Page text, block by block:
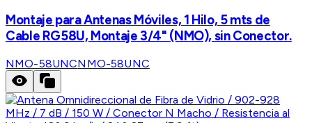
Montaje para Antenas Móviles, 1 Hilo, 5 mts de
Cable RG58U, Montaje 3/4" (NMO), sin Conector.
NMO-58UNCNMO-58UNC